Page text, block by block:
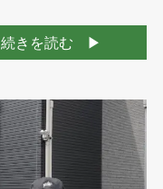
続きを読む